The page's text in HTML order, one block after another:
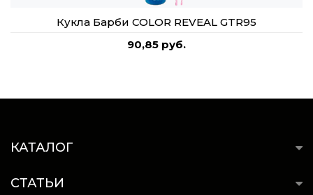
Кукла Барби COLOR REVEAL GTR95
90,85 руб.
КАТАЛОГ
СТАТЬИ